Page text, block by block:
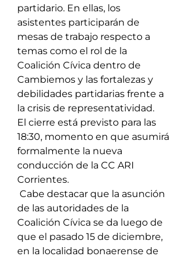
partidario. En ellas, los
asistentes participarán de
mesas de trabajo respecto a
temas como el rol de la
Coalición Cívica dentro de
Cambiemos y las fortalezas y
debilidades partidarias frente a
la crisis de representatividad.
El cierre está previsto para las
18:30, momento en que asumirá
formalmente la nueva
conducción de la CC ARI
Corrientes.
de las autoridades de la
Coalición Cívica se da luego de
que el pasado 15 de diciembre,
en la localidad bonaerense de